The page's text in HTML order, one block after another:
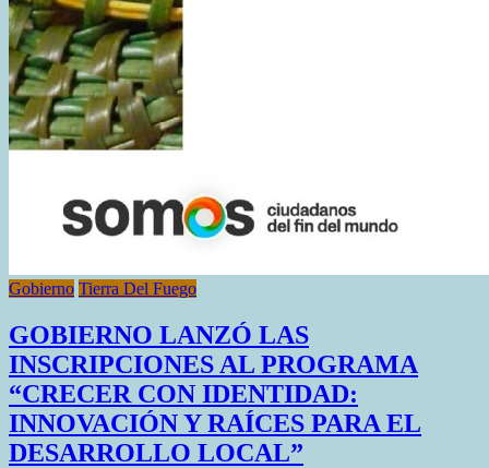
Gobierno Tierra Del Fuego
GOBIERNO LANZÓ LAS
INSCRIPCIONES AL PROGRAMA
“CRECER CON IDENTIDAD:
INNOVACIÓN Y RAÍCES PARA EL
DESARROLLO LOCAL”